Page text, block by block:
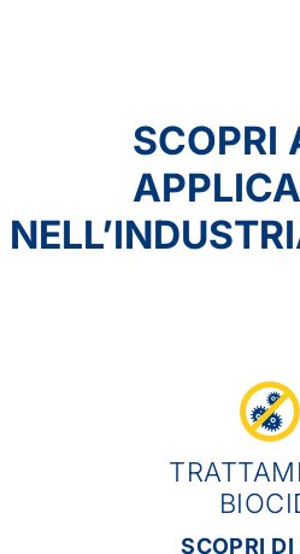
SCOPRI
SCOPRI DI